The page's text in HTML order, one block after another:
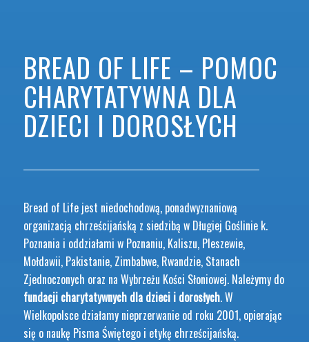
BREAD OF LIFE – POMOC
CHARYTATYWNA DLA
DZIECI I DOROSŁYCH
Bread of Life jest niedochodową, ponadwyznaniową
organizacją chrześcijańską z siedzibą w Długiej Goślinie k.
Poznania i oddziałami w Poznaniu, Kaliszu, Pleszewie,
Mołdawii, Pakistanie, Zimbabwe, Rwandzie, Stanach
Zjednoczonych oraz na Wybrzeżu Kości Słoniowej. Należymy do
fundacji charytatywnych dla dzieci i dorosłych. W
Wielkopolsce działamy nieprzerwanie od roku 2001, opierając
się o naukę Pisma Świętego i etykę chrześcijańską.